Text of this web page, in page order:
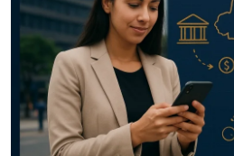
Crédito Empresarial
Newsletter
Radar Econômico